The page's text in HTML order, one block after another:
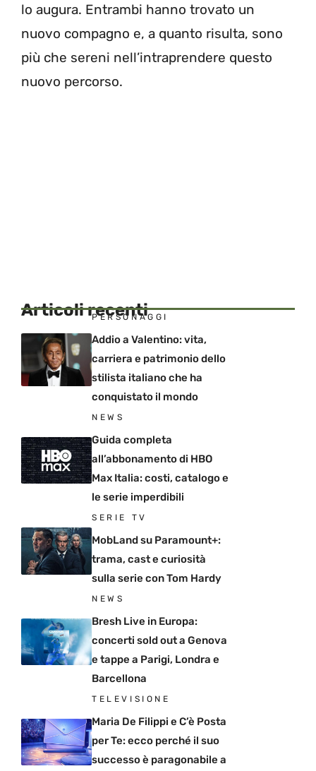
lo augura. Entrambi hanno trovato un
nuovo compagno e, a quanto risulta, sono
più che sereni nell’intraprendere questo
nuovo percorso.
Articoli recenti
PERSONAGGI
Addio a Valentino: vita,
carriera e patrimonio dello
stilista italiano che ha
conquistato il mondo
NEWS
Guida completa
all’abbonamento di HBO
Max Italia: costi, catalogo e
le serie imperdibili
SERIE TV
MobLand su Paramount+:
trama, cast e curiosità
sulla serie con Tom Hardy
NEWS
Bresh Live in Europa:
concerti sold out a Genova
e tappe a Parigi, Londra e
Barcellona
TELEVISIONE
Maria De Filippi e C’è Posta
per Te: ecco perché il suo
successo è paragonabile a